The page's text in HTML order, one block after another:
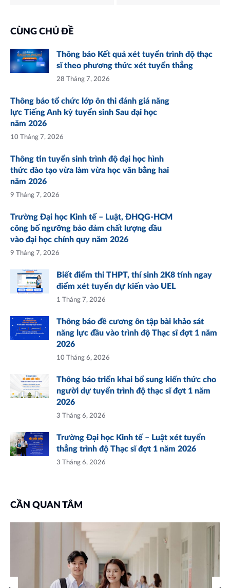
CÙNG CHỦ ĐỀ
Thông báo Kết quả xét tuyển trình độ thạc
sĩ theo phương thức xét tuyển thẳng
28 Tháng 7, 2026
Thông báo tổ chức lớp ôn thi đánh giá năng
lực Tiếng Anh kỳ tuyển sinh Sau đại học
năm 2026
10 Tháng 7, 2026
Thông tin tuyển sinh trình độ đại học hình
thức đào tạo vừa làm vừa học văn bằng hai
năm 2026
9 Tháng 7, 2026
Trường Đại học Kinh tế – Luật, ĐHQG-HCM
công bố ngưỡng bảo đảm chất lượng đầu
vào đại học chính quy năm 2026
9 Tháng 7, 2026
Biết điểm thi THPT, thí sinh 2K8 tính ngay
điểm xét tuyển dự kiến vào UEL
1 Tháng 7, 2026
Thông báo đề cương ôn tập bài khảo sát
năng lực đầu vào trình độ Thạc sĩ đợt 1 năm
2026
10 Tháng 6, 2026
Thông báo triển khai bổ sung kiến thức cho
người dự tuyển trình độ thạc sĩ đợt 1 năm
2026
3 Tháng 6, 2026
Trường Đại học Kinh tế – Luật xét tuyển
thẳng trình độ Thạc sĩ đợt 1 năm 2026
3 Tháng 6, 2026
CẦN QUAN TÂM